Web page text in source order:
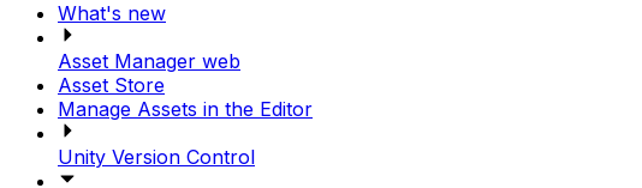
What's new
Asset Manager web
Asset Store
Manage Assets in the Editor
Unity Version Control